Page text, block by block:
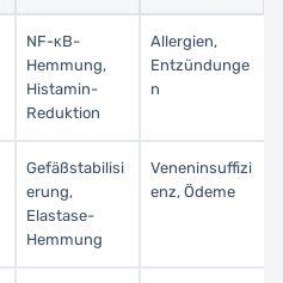
NF-κB-
Hemmung,
Histamin-
Reduktion
Allergien,
Entzündunge
n
Gefäßstabilisi
erung,
Elastase-
Hemmung
Veneninsuffizi
enz, Ödeme